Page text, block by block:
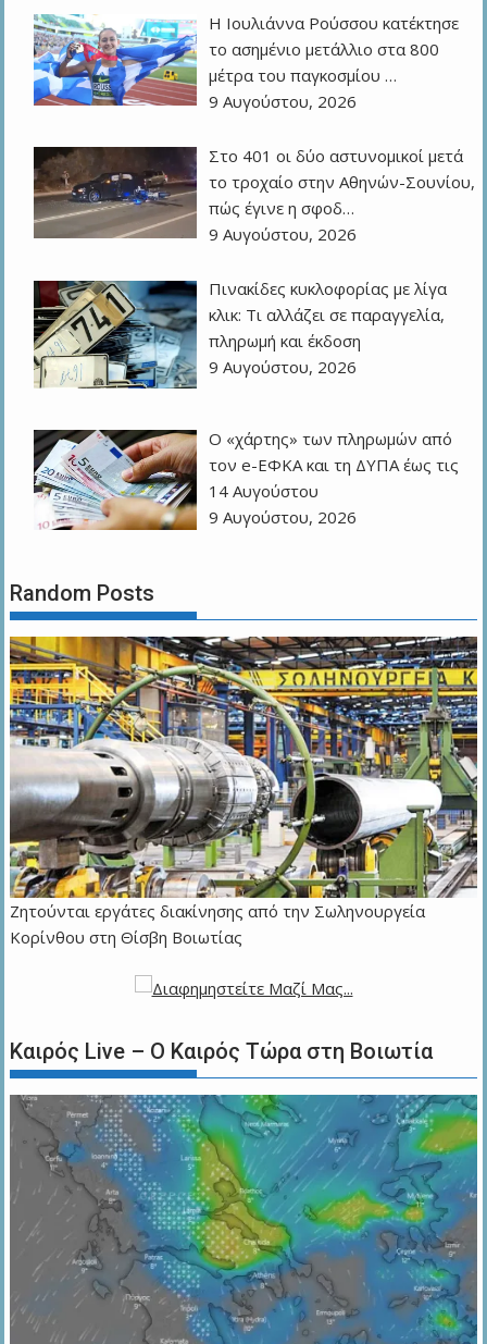
Η Ιουλιάννα Ρούσσου κατέκτησε
το ασημένιο μετάλλιο στα 800
μέτρα του παγκοσμίου …
9 Αυγούστου, 2026
Στο 401 οι δύο αστυνομικοί μετά
το τροχαίο στην Αθηνών-Σουνίου,
πώς έγινε η σφοδ…
9 Αυγούστου, 2026
Πινακίδες κυκλοφορίας με λίγα
κλικ: Τι αλλάζει σε παραγγελία,
πληρωμή και έκδοση
9 Αυγούστου, 2026
Ο «χάρτης» των πληρωμών από
τον e-ΕΦΚΑ και τη ΔΥΠΑ έως τις
14 Αυγούστου
9 Αυγούστου, 2026
Random Posts
Ζητούνται εργάτες διακίνησης από την Σωληνουργεία
Κορίνθου στη Θίσβη Βοιωτίας
Καιρός Live – Ο Καιρός Τώρα στη Βοιωτία